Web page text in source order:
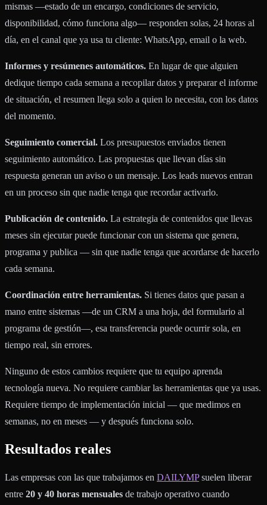
mismas —estado de un encargo, condiciones de servicio,
disponibilidad, cómo funciona algo— responden solas, 24 horas al
día, en el canal que ya usa tu cliente: WhatsApp, email o la web.
Informes y resúmenes automáticos. En lugar de que alguien
dedique tiempo cada semana a recopilar datos y preparar el informe
de situación, el resumen llega solo a quien lo necesita, con los datos
del momento.
Seguimiento comercial. Los presupuestos enviados tienen
seguimiento automático. Las propuestas que llevan días sin
respuesta generan un aviso o un mensaje. Los leads nuevos entran
en un proceso sin que nadie tenga que recordar activarlo.
Publicación de contenido. La estrategia de contenidos que llevas
meses sin ejecutar puede funcionar con un sistema que genera,
programa y publica — sin que nadie tenga que acordarse de hacerlo
cada semana.
Coordinación entre herramientas. Si tienes datos que pasan a
mano entre sistemas —de un CRM a una hoja, del formulario al
programa de gestión—, esa transferencia puede ocurrir sola, en
tiempo real, sin errores.
Ninguno de estos cambios requiere que tu equipo aprenda
tecnología nueva. No requiere cambiar las herramientas que ya usas.
Requiere tiempo de implementación inicial — que medimos en
semanas, no en meses — y después funciona solo.
Resultados reales
Las empresas con las que trabajamos en DAILYMPsuelen liberar
entre 20 y 40 horas mensuales de trabajo operativo cuando